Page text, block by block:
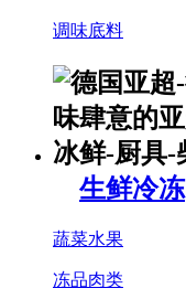
调味底料
生鲜冷冻
蔬菜水果
冻品肉类